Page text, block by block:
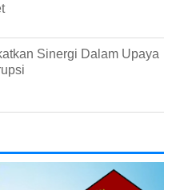
Sinergi Dalam Upaya